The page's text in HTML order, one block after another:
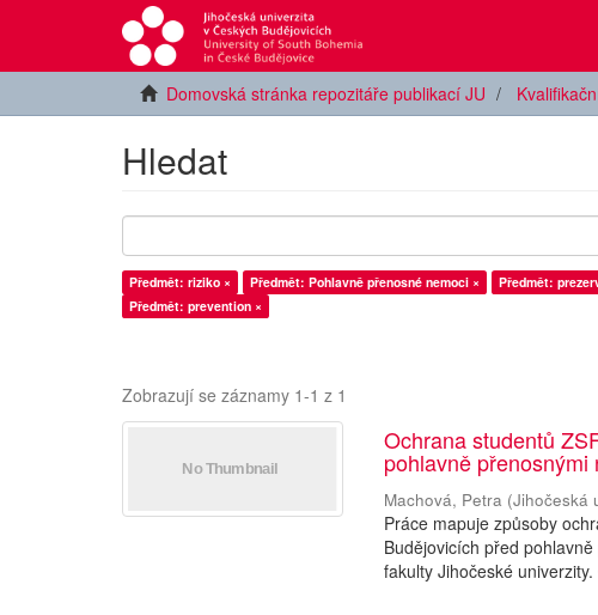
Domovská stránka repozitáře publikací JU
Hledat
Předmět: riziko × Předmět: Pohlavně přenosné nemoci × Předmět:
Předmět: prevention ×
Zobrazují se záznamy 1-1 z 1
Ochrana studentů
pohlavně přenosnými
Machová, Petra (Jihočeská
Práce mapuje způsoby
Budějovicích před
fakulty Jihočeské